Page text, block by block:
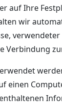
auf Ihre
wir
verwendeter
Verbindung
einen